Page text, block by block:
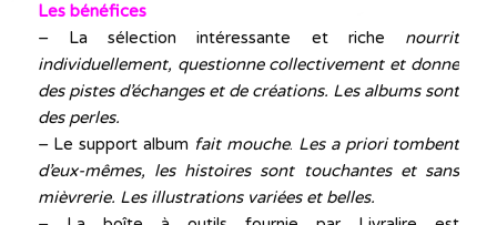
Les bénéfices
– La sélection intéressante et riche nourrit
individuellement, questionne collectivement et donne
des pistes d’échanges et de créations. Les albums sont
des perles.
– Le support album fait mouche. Les a priori tombent
d’eux-mêmes, les histoires sont touchantes et sans
mièvrerie. Les illustrations variées et belles.